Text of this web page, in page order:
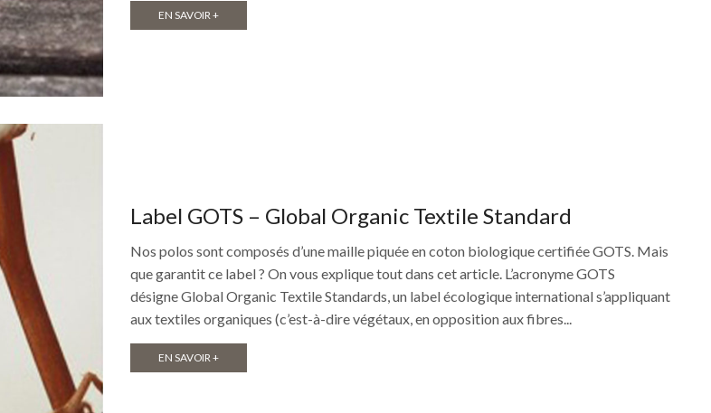
EN SAVOIR +
Label GOTS – Global Organic Textile Standard
Nos polos sont composés d’une maille piquée en coton biologique certifiée GOTS. Mais
que garantit ce label ? On vous explique tout dans cet article. L’acronyme GOTS
désigne Global Organic Textile Standards, un label écologique international s’appliquant
aux textiles organiques (c’est-à-dire végétaux, en opposition aux fibres...
EN SAVOIR +